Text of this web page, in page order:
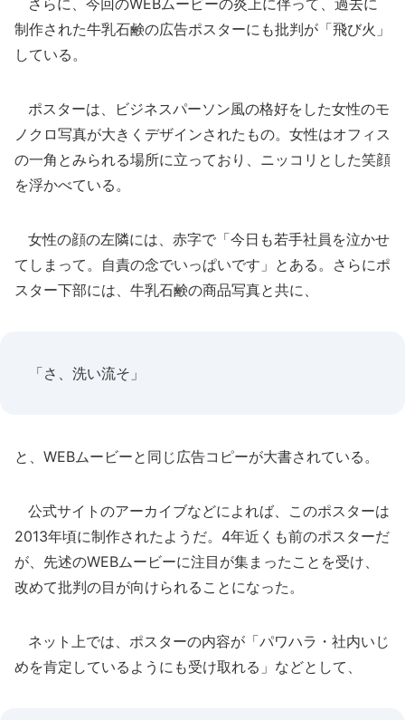
さらに、今回のWEBムービーの炎上に伴って、過去に
制作された牛乳石鹸の広告ポスターにも批判が「飛び火」
している。
ポスターは、ビジネスパーソン風の格好をした女性のモ
ノクロ写真が大きくデザインされたもの。女性はオフィス
の一角とみられる場所に立っており、ニッコリとした笑顔
を浮かべている。
女性の顔の左隣には、赤字で「今日も若手社員を泣かせ
てしまって。自責の念でいっぱいです」とある。さらにポ
スター下部には、牛乳石鹸の商品写真と共に、
「さ、洗い流そ」
と、WEBムービーと同じ広告コピーが大書されている。
公式サイトのアーカイブなどによれば、このポスターは
2013年頃に制作されたようだ。4年近くも前のポスターだ
が、先述のWEBムービーに注目が集まったことを受け、
改めて批判の目が向けられることになった。
ネット上では、ポスターの内容が「パワハラ・社内いじ
めを肯定しているようにも受け取れる」などとして、